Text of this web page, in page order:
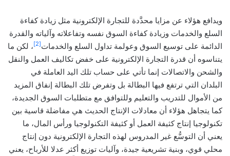
ويدافع هؤلاء عن مزايا محدَّدة للتجارة الإلكترونية مثل زيادة كفاءة
السلع والخدمات وزيادة كفاءة السوق نفسه وتفاعلاته وآلياته والقدرة
الدائمة على توسيع السوق وعولمة تداول السلع والخدمات[2]
، لكن ما
يتناسوه أن قدرة التجارة الإلكترونية على خفض تكاليف العمل والنقل
والشحن والاتصالات إنما تأتي على حساب تلك اليد العاملة في
البلدان التي ترتفع فيها البطالة بل وتفرض تلك البطالة إنفاق المزيد
من الأموال للتدريب والتعليم وللتوافق مع متطلبات السوق الجديدة،
كما يتجاهل هؤلاء أن معادلات الإنتاج الحديث هي مفاضلة قاسية بين
تكنولوجيا إنتاج كثيفة العمل أو كثيفة التكنولوجيا ورأس المال، ما
يعني أن التوسُّع غير المدروس لهذه التجارة الإلكترونية دون إنتاج
محلي قوي، وبنية تشريعية جيدة، وآليات توزيع أكثر عدلا للأرباح، يعني